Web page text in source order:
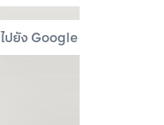
ไปยัง Google Map